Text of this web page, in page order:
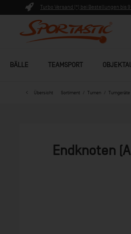
Turbo Versand (*) bei Bestellungen bis 9
BÄLLE TEAMSPORT
Übersicht Sortiment Turnen Turngeräte
Endknoten